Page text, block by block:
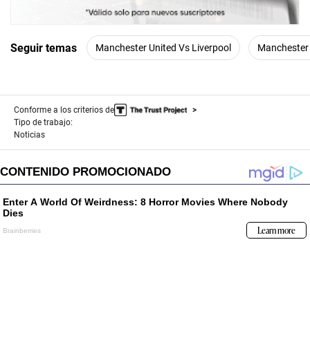
Seguir temas Manchester United Vs Liverpool
Conforme a los criterios de
Tipo de trabajo:
Noticias